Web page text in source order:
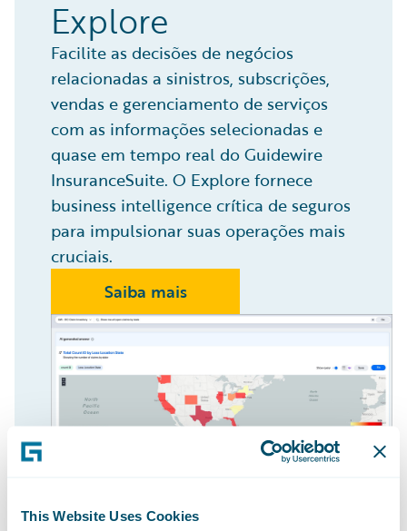
This Website Uses Cookies
Explore
Facilite as decisões de negócios
relacionadas a sinistros, subscrições,
vendas e gerenciamento de serviços
com as informações selecionadas e
quase em tempo real do Guidewire
InsuranceSuite. O Explore fornece
business intelligence crítica de seguros
para impulsionar suas operações mais
cruciais.
Saiba mais